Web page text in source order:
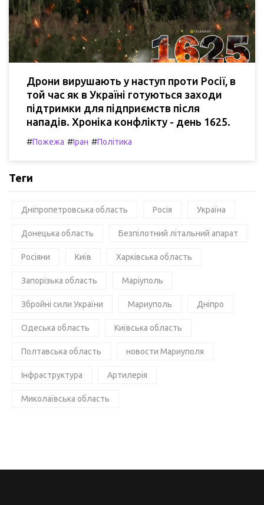
Дрони вирушають у наступ проти Росії, в
той час як в Україні готуються заходи
підтримки для підприємств після
нападів. Хроніка конфлікту - день 1625.
#Пожежа #Іран #Політика
Теги
Дніпропетровська область Росія Україна
Донецька область Безпілотний літальний апарат
Росіяни Київ Харківська область
Запорізька область Маріуполь
Збройні сили України Мариуполь Дніпро
Одеська область Київська область
Полтавська область новости Мариуполя
Інфраструктура Артилерія
Миколаївська область